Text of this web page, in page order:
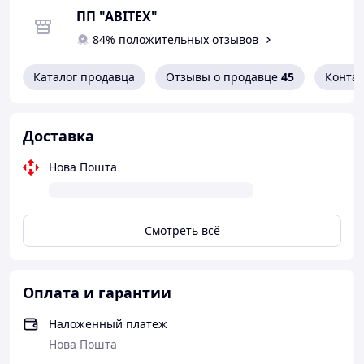
Технические характеристики ТСБ и ТСМ
Наименование
лампа накаливания
Ц215-225-10 - 2шт.
светодиодная лампа
ЛСО 1 - 2шт.
светодиодный модуль
СП-ТСБ - 1 шт.
ПП "АВІТЕХ"
84% положительных отзывов
Каталог продавца Отзывы о продавце 45
Доставка
Нова Пошта
Смотреть всё
Оплата и гарантии
Наложенный платеж
Нова Пошта